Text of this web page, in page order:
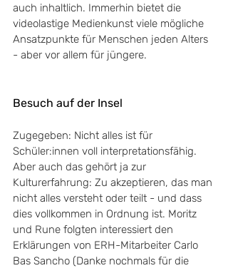
auch inhaltlich. Immerhin bietet die
videolastige Medienkunst viele mögliche
Ansatzpunkte für Menschen jeden Alters
- aber vor allem für jüngere.
Besuch auf der Insel
Zugegeben: Nicht alles ist für
Schüler:innen voll interpretationsfähig.
Aber auch das gehört ja zur
Kulturerfahrung: Zu akzeptieren, das man
nicht alles versteht oder teilt - und dass
dies vollkommen in Ordnung ist. Moritz
und Rune folgten interessiert den
Erklärungen von ERH-Mitarbeiter Carlo
Bas Sancho (Danke nochmals für die